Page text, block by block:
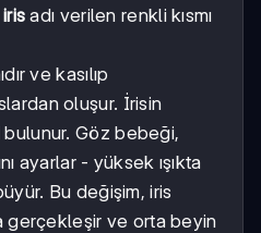
iris adı verilen renkli kısmı
ve kasılıp
oluşur. İrisin
bulunur. Göz bebeği,
ayarlar - yüksek ışıkta
Bu değişim, iris
gerçekleşir ve orta beyin